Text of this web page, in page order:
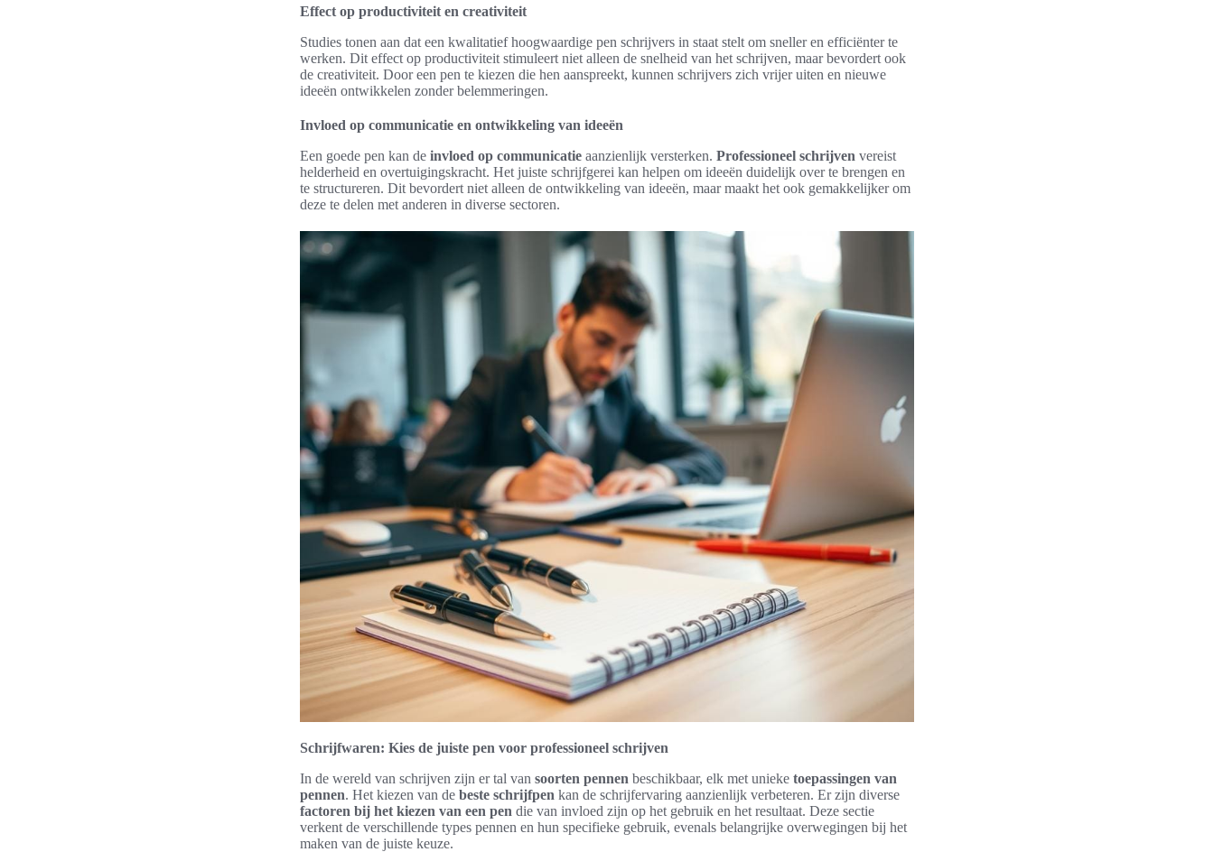
Effect op productiviteit en creativiteit
Studies tonen aan dat een kwalitatief hoogwaardige pen schrijvers in staat stelt om sneller en efficiënter te
werken. Dit effect op productiviteit stimuleert niet alleen de snelheid van het schrijven, maar bevordert ook
de creativiteit. Door een pen te kiezen die hen aanspreekt, kunnen schrijvers zich vrijer uiten en nieuwe
ideeën ontwikkelen zonder belemmeringen.
Invloed op communicatie en ontwikkeling van ideeën
Een goede pen kan de invloed op communicatie aanzienlijk versterken. Professioneel schrijven vereist
helderheid en overtuigingskracht. Het juiste schrijfgerei kan helpen om ideeën duidelijk over te brengen en
te structureren. Dit bevordert niet alleen de ontwikkeling van ideeën, maar maakt het ook gemakkelijker om
deze te delen met anderen in diverse sectoren.
Schrijfwaren: Kies de juiste pen voor professioneel schrijven
In de wereld van schrijven zijn er tal van soorten pennen beschikbaar, elk met unieke toepassingen van
pennen. Het kiezen van de beste schrijfpen kan de schrijfervaring aanzienlijk verbeteren. Er zijn diverse
factoren bij het kiezen van een pen die van invloed zijn op het gebruik en het resultaat. Deze sectie
verkent de verschillende types pennen en hun specifieke gebruik, evenals belangrijke overwegingen bij het
maken van de juiste keuze.